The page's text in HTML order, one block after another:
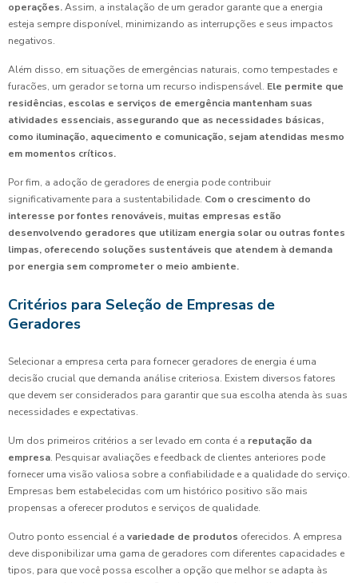
operações.Assim, a instalação de um gerador garante que a energia
esteja sempre disponível, minimizando as interrupções e seus impactos
negativos.
Além disso, em situações de emergências naturais, como tempestades e
furacões, um gerador se torna um recurso indispensável. Ele permite que
residências, escolas e serviços de emergência mantenham suas
atividades essenciais, assegurando que as necessidades básicas,
como iluminação, aquecimento e comunicação, sejam atendidas mesmo
em momentos críticos.
Por fim, a adoção de geradores de energia pode contribuir
significativamente para a sustentabilidade. Com o crescimento do
interesse por fontes renováveis, muitas empresas estão
desenvolvendo geradores que utilizam energia solar ou outras fontes
limpas, oferecendo soluções sustentáveis que atendem à demanda
por energia sem comprometer o meio ambiente.
Critérios para Seleção de Empresas de
Geradores
Selecionar a empresa certa para fornecer geradores de energia é uma
decisão crucial que demanda análise criteriosa. Existem diversos fatores
que devem ser considerados para garantir que sua escolha atenda às suas
necessidades e expectativas.
Um dos primeiros critérios a ser levado em conta é a reputação da
empresa. Pesquisar avaliações e feedback de clientes anteriores pode
fornecer uma visão valiosa sobre a confiabilidade e a qualidade do serviço.
Empresas bem estabelecidas com um histórico positivo são mais
propensas a oferecer produtos e serviços de qualidade.
Outro ponto essencial é a variedade de produtos oferecidos. A empresa
deve disponibilizar uma gama de geradores com diferentes capacidades e
tipos, para que você possa escolher a opção que melhor se adapta às